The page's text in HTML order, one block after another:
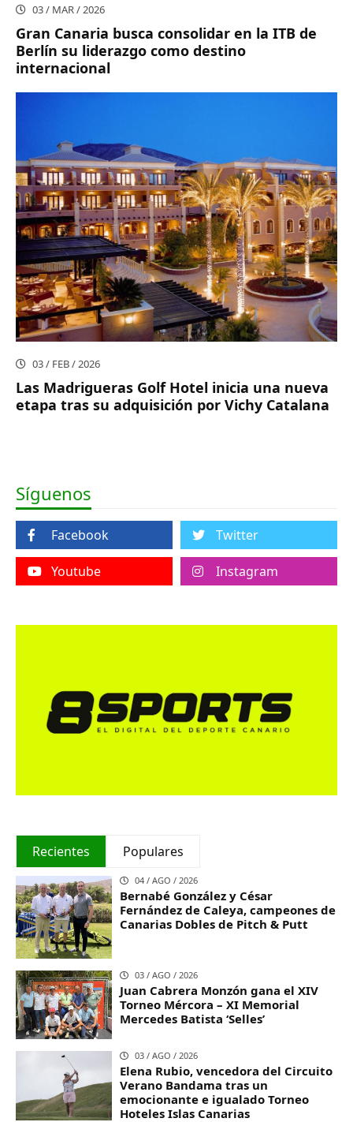
03 / MAR / 2026
Gran Canaria busca consolidar en la ITB de
Berlín su liderazgo como destino
internacional
03 / FEB / 2026
Las Madrigueras Golf Hotel inicia una nueva
etapa tras su adquisición por Vichy Catalana
Síguenos
Facebook Twitter
Youtube Instagram
Recientes Populares
04 / AGO / 2026
Bernabé González y César
Fernández de Caleya, campeones de
Canarias Dobles de Pitch & Putt
03 / AGO / 2026
Juan Cabrera Monzón gana el XIV
Torneo Mércora – XI Memorial
Mercedes Batista ‘Selles’
03 / AGO / 2026
Elena Rubio, vencedora del Circuito
Verano Bandama tras un
emocionante e igualado Torneo
Hoteles Islas Canarias